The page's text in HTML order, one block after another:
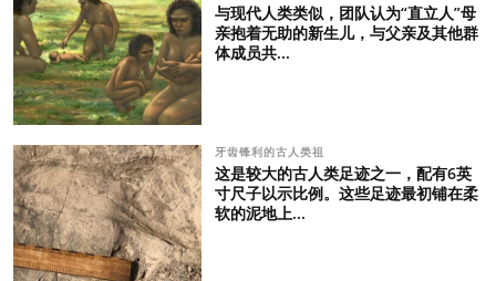
与现代人类类似，团队认为“直立人”母
亲抱着无助的新生儿，与父亲及其他群
体成员共...
牙齿锋利的古人类祖
这是较大的古人类足迹之一，配有6英
寸尺子以示比例。这些足迹最初铺在柔
软的泥地上...